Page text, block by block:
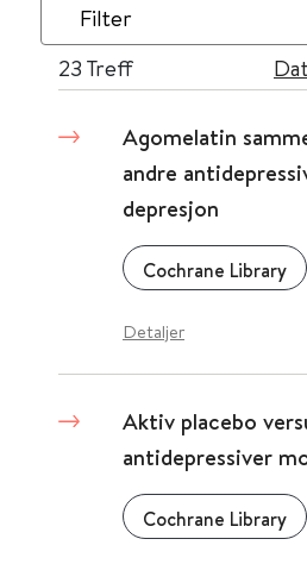
Filter
23 Treff
Agomelatin
andre
depresjon
Cochrane Library
Detaljer
Aktiv placebo
antidepressiver
Cochrane Library